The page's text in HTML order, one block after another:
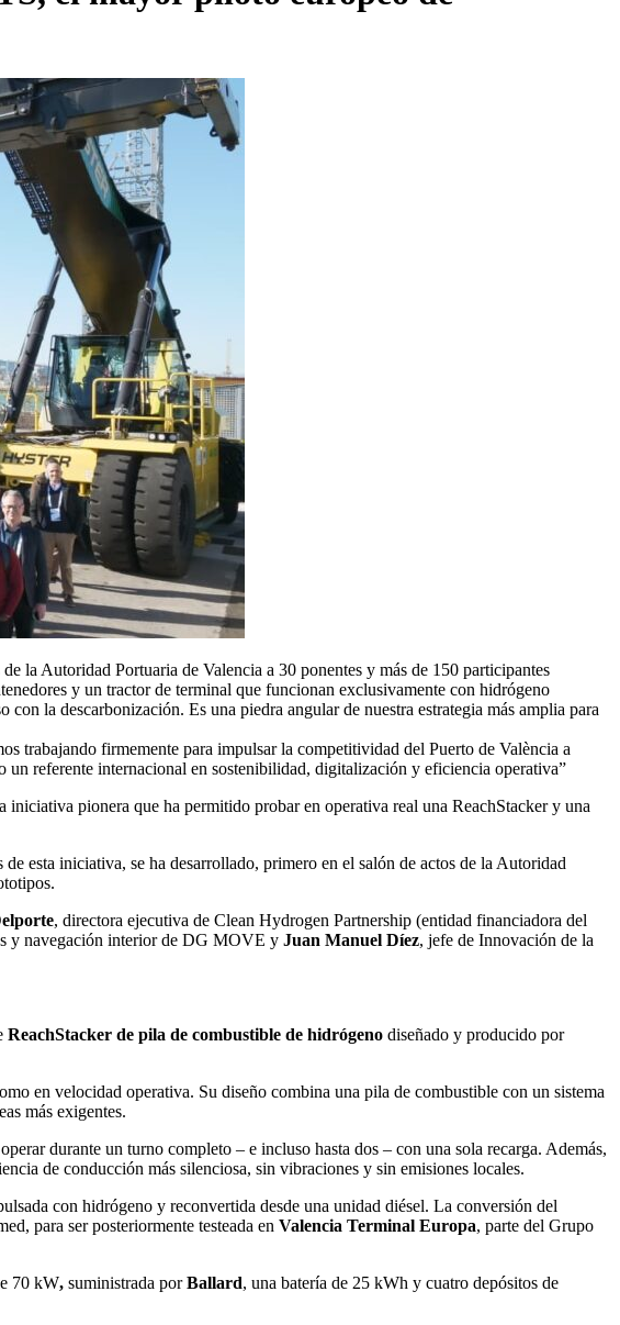
la Autoridad Portuaria de Valencia a 30 ponentes y más de 150 participantes
y un tractor de terminal que funcionan exclusivamente con hidrógeno
la descarbonización. Es una piedra angular de nuestra estrategia más amplia para
trabajando firmemente para impulsar la competitividad del Puerto de València a
referente internacional en sostenibilidad, digitalización y eficiencia operativa”
pionera que ha permitido probar en operativa real una ReachStacker y una
esta iniciativa, se ha desarrollado, primero en el salón de actos de la Autoridad
, directora ejecutiva de Clean Hydrogen Partnership (entidad financiadora del
y navegación interior de DG MOVE y Juan Manuel Díez, jefe de Innovación de la
ReachStacker de pila de combustible de hidrógeno diseñado y producido por
en velocidad operativa. Su diseño combina una pila de combustible con un sistema
más exigentes.
durante un turno completo – e incluso hasta dos – con una sola recarga. Además,
de conducción más silenciosa, sin vibraciones y sin emisiones locales.
con hidrógeno y reconvertida desde una unidad diésel. La conversión del
para ser posteriormente testeada en Valencia Terminal Europa, parte del Grupo
70 kW, suministrada porBallard, una batería de 25 kWh y cuatro depósitos de